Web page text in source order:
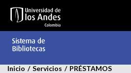
contenido
Inicio / Servicios / PRÉSTAMOS